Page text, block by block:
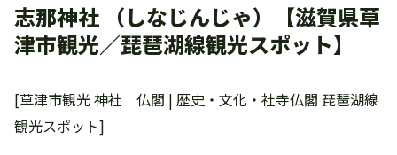
志那神社 （しなじんじゃ）【滋賀県草
津市観光／琵琶湖線観光スポット】
[草津市観光 神社 仏閣 | 歴史・文化・社寺仏閣 琵琶湖線
観光スポット]